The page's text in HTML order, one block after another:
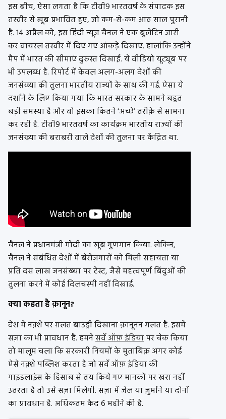
इस बीच, ऐसा लगता है कि टीवी9 भारतवर्ष के संपादक इस
तस्वीर से खूब प्रभावित हुए, जो कम-से-कम आठ साल पुरानी
है. 14 अप्रैल को, इस हिंदी न्यूज़ चैनल ने एक बुलेटिन जारी
कर वायरल तस्वीर में दिए गए आंकड़े दिखाए. हालांकि उन्होंने
मैप में भारत की सीमाएं दुरुस्त दिखाईं. ये वीडियो यूट्यूब पर
भी उपलब्ध है. रिपोर्ट में केवल अलग-अलग देशों की
जनसंख्या की तुलना भारतीय राज्यों के साथ की गई. ऐसा ये
दर्शाने के लिए किया गया कि भारत सरकार के सामने बहुत
बड़ी समस्या है और वो इसका कितने ‘अच्छे’ तरीक़े से सामना
कर रही है. टीवी9 भारतवर्ष का कार्यक्रम भारतीय राज्यों की
जनसंख्या की बराबरी वाले देशों की तुलना पर केंद्रित था.
चैनल ने प्रधानमंत्री मोदी का खूब गुणगान किया. लेकिन,
चैनल ने संबंधित देशों में बेरोज़गारों को मिली सहायता या
प्रति दस लाख जनसंख्या पर टेस्ट, जैसे महत्वपूर्ण बिंदुओं की
तुलना करने में कोई दिलचस्पी नहीं दिखाई.
क्या कहता है क़ानून?
देश में नक़्शे पर ग़लत बाउंड्री दिखाना क़ानूनन ग़लत है. इसमें
सज़ा का भी प्रावधान है. हमनेसर्वे ऑफ़ इंडियापर चेक किया
तो मालूम चला कि सरकारी नियमों के मुताबिक़ अगर कोई
ऐसे नक़्शे पब्लिश करता है जो सर्वे ऑफ़ इंडिया की
गाइडलाइंस के हिसाब से तय किये गए मानकों पर खरा नहीं
उतरता है तो उसे सज़ा मिलेगी. सज़ा में जेल या ज़ुर्माने या दोनों
का प्रावधान है. अधिकतम कैद 6 महीने की है.